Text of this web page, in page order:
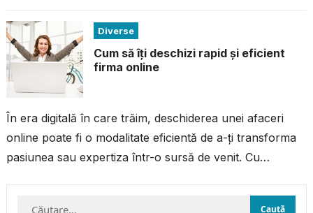
Diverse
Cum să îți deschizi rapid și eficient
firma online
În era digitală în care trăim, deschiderea unei afaceri
online poate fi o modalitate eficientă de a-ți transforma
pasiunea sau expertiza într-o sursă de venit. Cu
Caută